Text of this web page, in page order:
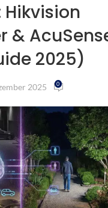
Hikvision
&
2025)
2025 0